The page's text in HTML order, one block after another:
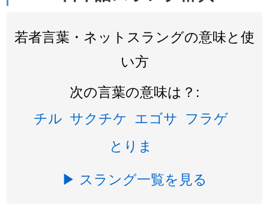
若者言葉・ネットスラングの意味と使
い方
次の言葉の意味は？:
チル サクチケ エゴサ フラゲ
とりま
▶ スラング一覧を見る